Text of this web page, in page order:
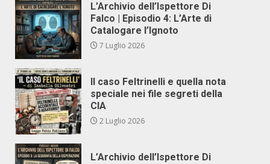
L’Archivio dell’Ispettore Di
Falco | Episodio 4: L’Arte di
Catalogare l’Ignoto
7 Luglio 2026
Il caso Feltrinelli e quella nota
speciale nei file segreti della
CIA
2 Luglio 2026
L’Archivio dell’Ispettore Di